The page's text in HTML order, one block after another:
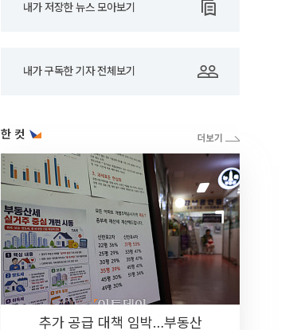
내가 저장한 뉴스 모아보기
내가 구독한 기자 전체보기
한 컷
추가 공급 대책 임박…부동산